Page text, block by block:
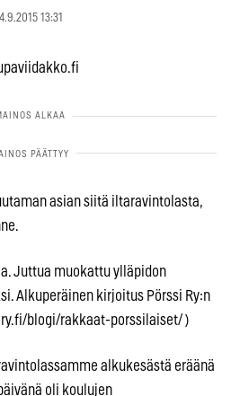
13:31
asian siitä iltaravintolasta,
Juttua muokattu ylläpidon
Alkuperäinen kirjoitus Pörssi Ry:n
blogi/rakkaat-porssilaiset/ )
alkukesästä eräänä
oli koulujen